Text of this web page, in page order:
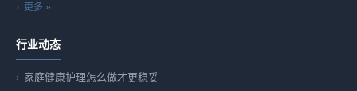
更多 »
行业动态
家庭健康护理怎么做才更稳妥